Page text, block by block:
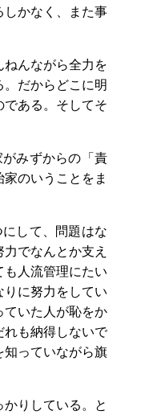
しかなく、また事
んながら全力を
だからどこに明
ある。そしてそ
みずからの「責
のいうことをま
して、問題はな
でなんとか支え
人流管理にたい
に努力をしてい
ていた人が恥をか
も納得しないで
っていながら旗
りしている。と